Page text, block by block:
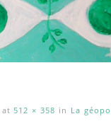
at 512 × 358 in La